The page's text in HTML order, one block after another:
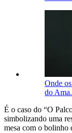
Onde
do
É o caso do “O
simbolizando uma
mesa com o bolinho